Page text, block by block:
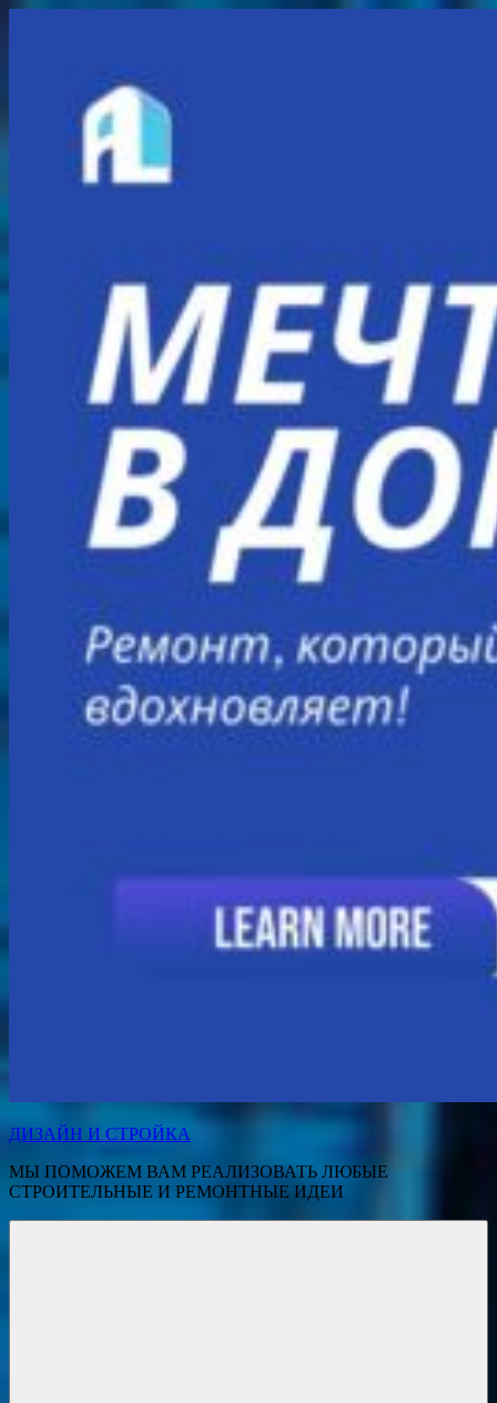
ДИЗАЙН И СТРОЙКА
МЫ ПОМОЖЕМ ВАМ РЕАЛИЗОВАТЬ ЛЮБЫЕ
СТРОИТЕЛЬНЫЕ И РЕМОНТНЫЕ ИДЕИ